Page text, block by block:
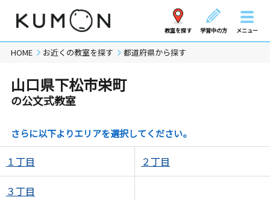
教室を探す 学習中の方 メニュー
HOME お近くの教室を探す 都道府県から探す
山口県下松市栄町
の公文式教室
さらに以下よりエリアを選択してください。
１丁目 ２丁目
３丁目